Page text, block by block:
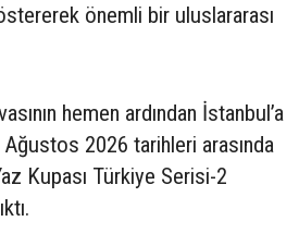
önemli bir uluslararası
hemen ardından İstanbul’a
2026 tarihleri arasında
Kupası Türkiye Serisi-2